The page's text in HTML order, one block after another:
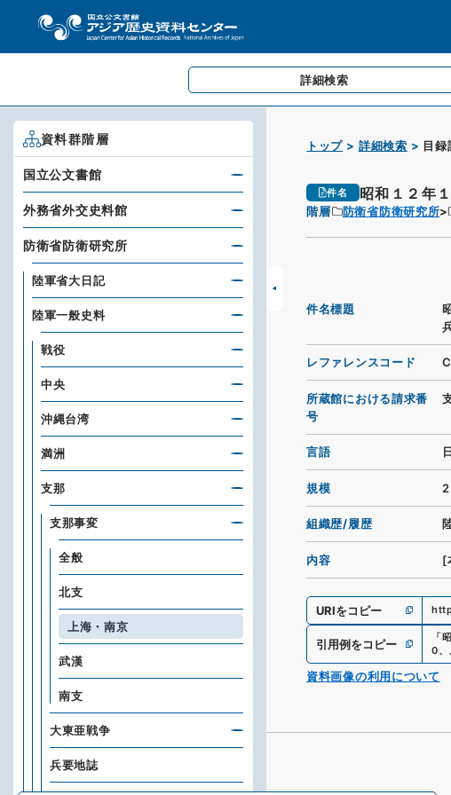
詳細検索
トップ 詳細検索 目録
件名 昭和１２年
階層 防衛省防衛研究所
件名標題
レファレンスコード
所蔵館における請求番
号
言語
規模 2
組織歴/履歴
内容 [
URIをコピー
引用例をコピー 「
0、
資料画像の利用について
資料群階層
国立公文書館
外務省外交史料館
防衛省防衛研究所
陸軍省大日記
陸軍一般史料
戦役
中央
沖縄台湾
満洲
支那
支那事変
全般
北支
上海・南京
武漢
南支
大東亜戦争
兵要地誌